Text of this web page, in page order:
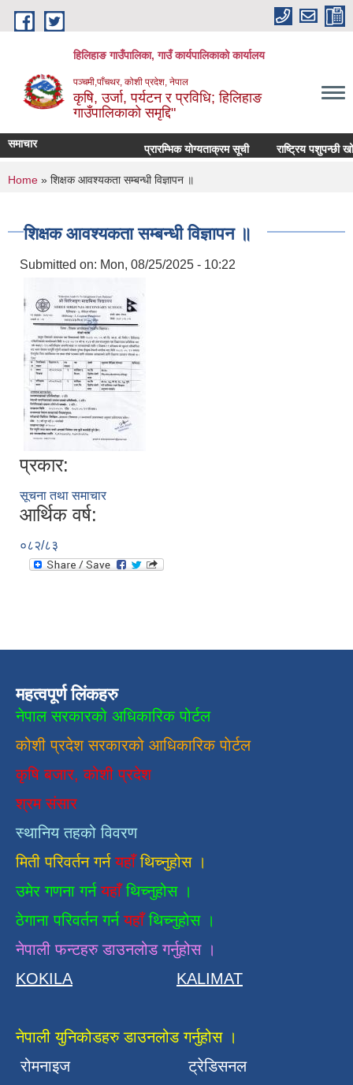
Skip to main content
हिलिहाङ गाउँपालिका, गाउँ कार्यपालिकाको कार्यालय
पञ्चमी,पाँचथर, कोशी प्रदेश, नेपाल
कृषि, उर्जा, पर्यटन र प्रविधि; हिलिहाङ
गाउँपालिकाको समृद्दि"
समाचार प्रारम्भिक योग्यताक्रम सूची राष्ट्रिय पशुपन्छी
You are here
Home » शिक्षक आवश्यकता सम्बन्धी विज्ञापन ॥
शिक्षक आवश्यकता सम्बन्धी विज्ञापन ॥
Submitted on: Mon, 08/25/2025 - 10:22
प्रकार:
सूचना तथा समाचार
आर्थिक वर्ष:
०८२/८३
महत्वपूर्ण लिंकहरु
नेपाल सरकारको अधिकारिक पोर्टल
कोशी प्रदेश सरकारको आधिकारिकपाेर्टल
कृषि बजार, कोशी प्रदेश
श्रम संसार
स्थानिय तहको विवरण
मिती परिवर्तन गर्न यहाँ थिच्नुहोस ।
उमेर गणना गर्नयहाँथिच्नुहोस ।
ठेगाना परिवर्तन गर्नयहाँ थिच्नुहोस ।
नेपाली फन्टहरु डाउनलोड गर्नुहोस ।
KOKILA
KALIMAT
नेपाली युनिकोडहरु डाउनलोड गर्नुहोस ।
रोमनाइज
ट्रेडिसनल